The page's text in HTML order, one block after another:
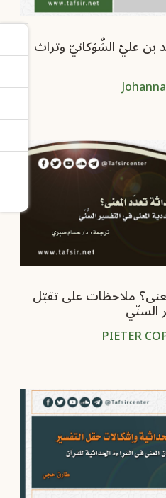
بن عليّ الشَّوْكانيّ وتراث
ملاحظات على تقبّل
السنّي